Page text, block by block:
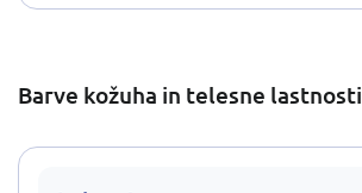
Barve kožuha in telesne lastnosti